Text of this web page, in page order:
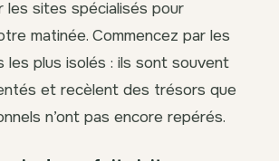
les sites spécialisés pour
matinée. Commencez par les
les plus isolés : ils sont souvent
et recèlent des trésors que
n’ont pas encore repérés.